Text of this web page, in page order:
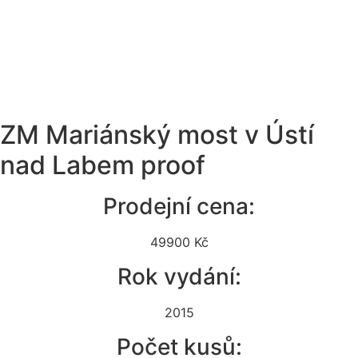
ZM Mariánský most v Ústí
nad Labem proof
Prodejní cena:
49900 Kč
Rok vydání:
2015
Počet kusů: